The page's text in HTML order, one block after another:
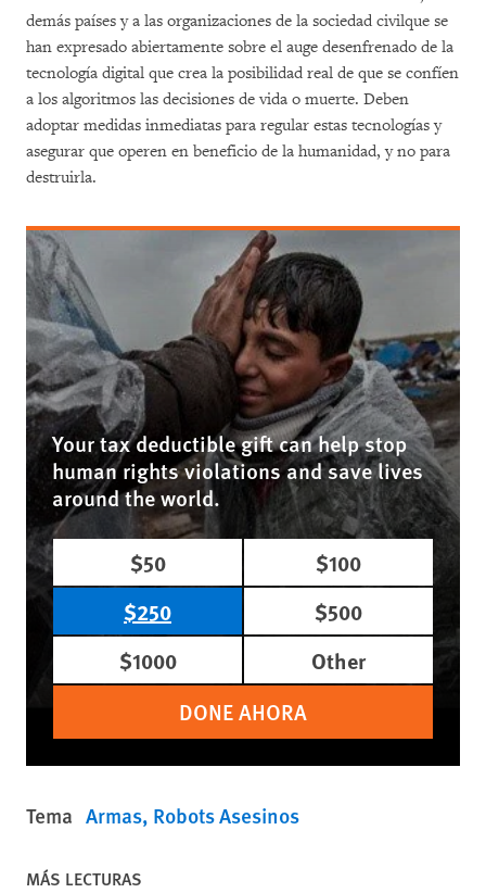
demás países y a las organizaciones de la sociedad civilque se
han expresado abiertamente sobre el auge desenfrenado de la
tecnología digital que crea la posibilidad real de que se confíen
a los algoritmos las decisiones de vida o muerte. Deben
adoptar medidas inmediatas para regular estas tecnologías y
asegurar que operen en beneficio de la humanidad, y no para
destruirla.
Your tax deductible gift can help stop
human rights violations and save lives
around the world.
$50
$100
$250
$500
$1000
Other
DONE AHORA
Tema Armas Robots Asesinos
MÁS LECTURAS